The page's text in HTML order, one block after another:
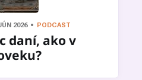
2026 PODCAST
daní, ako v